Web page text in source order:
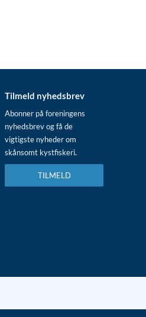
Tilmeld nyhedsbrev
Abonner på foreningens
nyhedsbrev og få de
vigtigste nyheder om
skånsomt kystfiskeri.
TILMELD